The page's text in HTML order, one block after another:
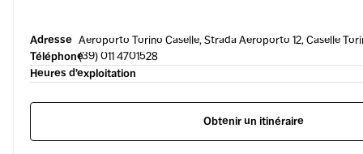
Adresse Aeroporto Torino Caselle, Strada Aeroporto 12, Caselle
Téléphone(39) 011 4701528
Heures d’exploitation
Obtenir un itinéraire